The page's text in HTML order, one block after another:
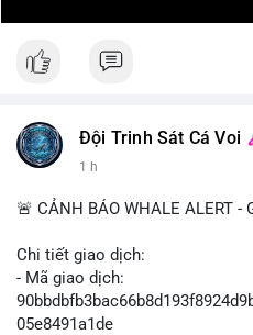
Đội Trinh Sát Cá Voi
1 h
🚨 CẢNH BÁO WHALE ALERT -
Chi tiết giao dịch:
- Mã giao dịch:
05e8491a1de